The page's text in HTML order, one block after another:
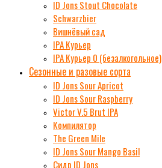
ID Jons Stout Chocolate
Schwarzbier
Вишнёвый сад
IPA Курьер
IPA Курьер 0 (безалкогольное)
Сезонные и разовые сорта
ID Jons Sour Аpricot
ID Jons Sour Raspberry
Victor V.5 Brut IPA
Компилятор
The Green Mile
ID Jons Sour Мango Basil
Сидр ID Jons